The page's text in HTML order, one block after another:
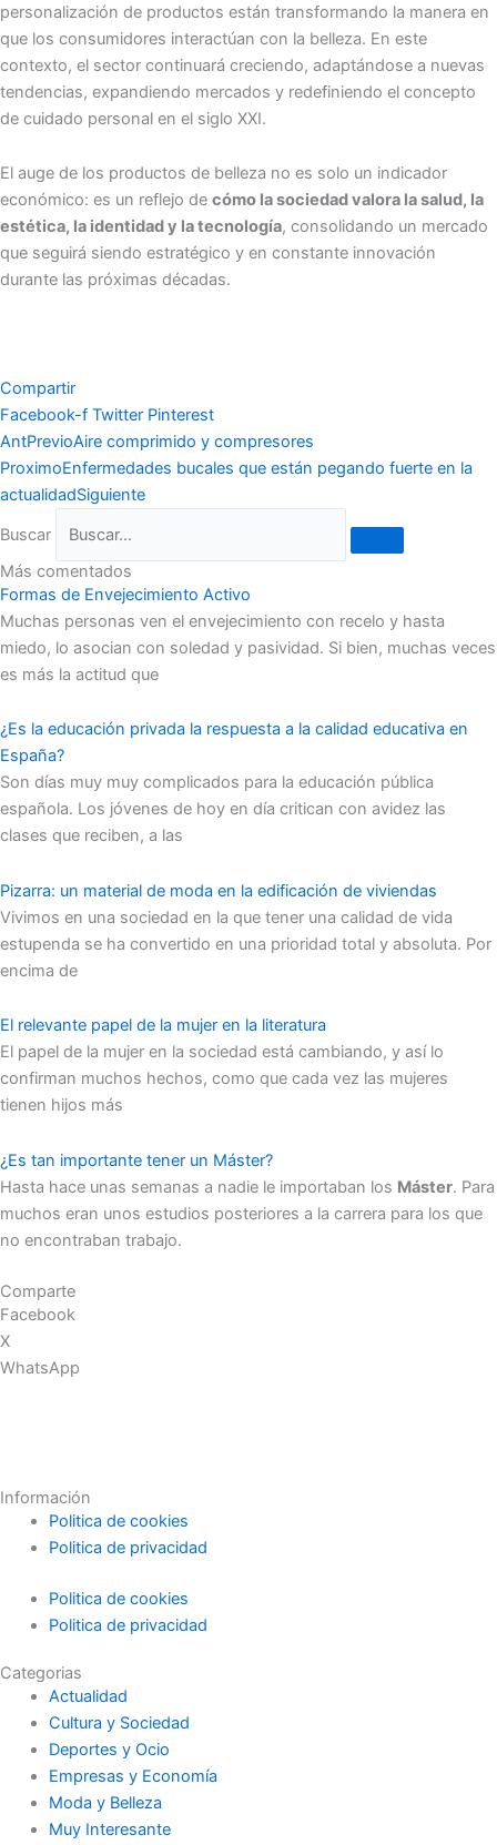
personalización de productos están transformando la manera en
que los consumidores interactúan con la belleza. En este
contexto, el sector continuará creciendo, adaptándose a nuevas
tendencias, expandiendo mercados y redefiniendo el concepto
de cuidado personal en el siglo XXI.
El auge de los productos de belleza no es solo un indicador
económico: es un reflejo de cómo la sociedad valora la salud, la
estética, la identidad y la tecnología, consolidando un mercado
que seguirá siendo estratégico y en constante innovación
durante las próximas décadas.
Compartir
Facebook-f Twitter Pinterest
AntPrevioAire comprimido y compresores
ProximoEnfermedades bucales que están pegando fuerte en la
actualidadSiguiente
Buscar
Más comentados
Formas de Envejecimiento Activo
Muchas personas ven el envejecimiento con recelo y hasta
miedo, lo asocian con soledad y pasividad. Si bien, muchas veces
es más la actitud que
¿Es la educación privada la respuesta a la calidad educativa en
España?
Son días muy muy complicados para la educación pública
española. Los jóvenes de hoy en día critican con avidez las
clases que reciben, a las
Pizarra: un material de moda en la edificación de viviendas
Vivimos en una sociedad en la que tener una calidad de vida
estupenda se ha convertido en una prioridad total y absoluta. Por
encima de
El relevante papel de la mujer en la literatura
El papel de la mujer en la sociedad está cambiando, y así lo
confirman muchos hechos, como que cada vez las mujeres
tienen hijos más
¿Es tan importante tener un Máster?
Hasta hace unas semanas a nadie le importaban los Máster. Para
muchos eran unos estudios posteriores a la carrera para los que
no encontraban trabajo.
Comparte
Facebook
X
WhatsApp
Información
Politica de cookies
Politica de privacidad
Politica de cookies
Politica de privacidad
Categorias
Actualidad
Cultura y Sociedad
Deportes y Ocio
Empresas y Economía
Moda y Belleza
Muy Interesante